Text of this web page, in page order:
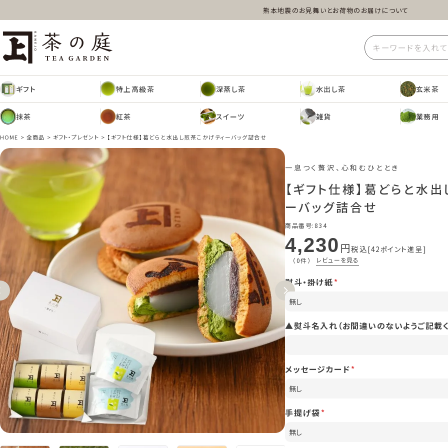
熊本地震のお見舞いとお荷物のお届けについて
水出し茶
抹茶
ギフト 特上高級茶 深蒸し茶 水出し茶 玄米茶
抹茶 紅茶 スイーツ 雑貨 業務用
HOME 全商品 ギフト・プレゼント 【ギフト仕様】葛どらと水出し煎茶こかげティーバッグ詰合せ
一息つく贅沢、心和むひととき
【ギフト仕様】葛どらと水
ーバッグ詰合せ
商品番号 834
4,230 税込 42ポイント進呈
（0件） レビューを見る
熨斗・掛け紙
▲熨斗名入れ（お間違いのないようご記載
メッセージカード
手提げ袋